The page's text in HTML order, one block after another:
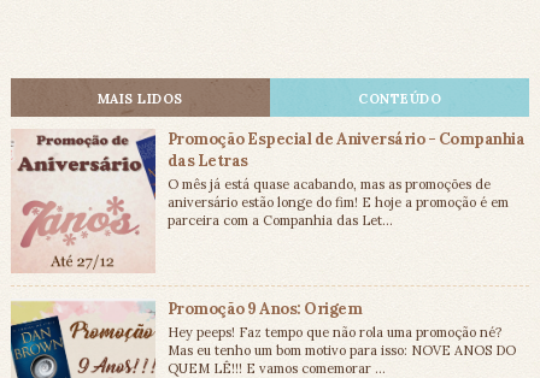
MAIS LIDOS CONTEÚDO
Promoção Especial de Aniversário - Companhia
das Letras
O mês já está quase acabando, mas as promoções de
aniversário estão longe do fim! E hoje a promoção é em
parceira com a Companhia das Let...
Promoção 9 Anos: Origem
Hey peeps! Faz tempo que não rola uma promoção né?
Mas eu tenho um bom motivo para isso: NOVE ANOS DO
QUEM LÊ!!! E vamos comemorar ...